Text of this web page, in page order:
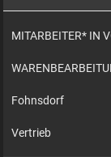
MITARBEITER* IN
Fohnsdorf
Vertrieb